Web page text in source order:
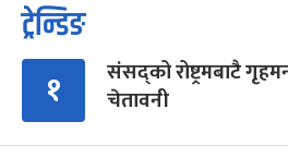
ट्रेन्डिङ
१
संसद्को रोष्ट्रमबाटै
चेतावनी